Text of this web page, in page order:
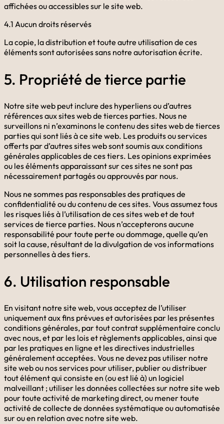
affichées ou accessibles sur le site web.
4.1 Aucun droits réservés
La copie, la distribution et toute autre utilisation de ces
éléments sont autorisées sans notre autorisation écrite.
5. Propriété de tierce partie
Notre site web peut inclure des hyperliens ou d’autres
références aux sites web de tierces parties. Nous ne
surveillons ni n’examinons le contenu des sites web de tierces
parties qui sont liés à ce site web. Les produits ou services
offerts par d’autres sites web sont soumis aux conditions
générales applicables de ces tiers. Les opinions exprimées
ou les éléments apparaissant sur ces sites ne sont pas
nécessairement partagés ou approuvés par nous.
Nous ne sommes pas responsables des pratiques de
confidentialité ou du contenu de ces sites. Vous assumez tous
les risques liés à l’utilisation de ces sites web et de tout
services de tierce parties. Nous n’accepterons aucune
responsabilité pour toute perte ou dommage, quelle qu’en
soit la cause, résultant de la divulgation de vos informations
personnelles à des tiers.
6. Utilisation responsable
En visitant notre site web, vous acceptez de l’utiliser
uniquement aux fins prévues et autorisées par les présentes
conditions générales, par tout contrat supplémentaire conclu
avec nous, et par les lois et règlements applicables, ainsi que
par les pratiques en ligne et les directives industrielles
généralement acceptées. Vous ne devez pas utiliser notre
site web ou nos services pour utiliser, publier ou distribuer
tout élément qui consiste en (ou est lié à) un logiciel
malveillant ; utiliser les données collectées sur notre site web
pour toute activité de marketing direct, ou mener toute
activité de collecte de données systématique ou automatisée
sur ou en relation avec notre site web.